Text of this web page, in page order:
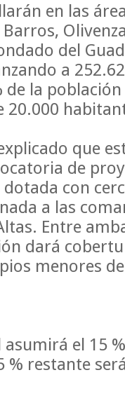
en las
del
a
de la
20.000
que
de
con
a las
Entre
dará
menores
el 15
% restante